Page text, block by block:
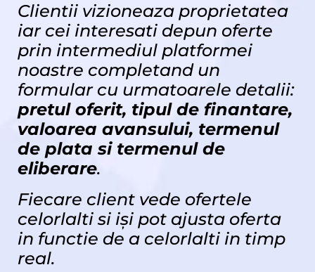
Clientii vizioneaza proprietatea
iar cei interesati depun oferte
prin intermediul platformei
noastre completand un
formular cu urmatoarele detalii:
pretul oferit, tipul de finantare,
valoarea avansului, termenul
de plata si termenul de
eliberare.
Fiecare client vede ofertele
celorlalti si iși pot ajusta oferta
in functie de a celorlalti in timp
real.